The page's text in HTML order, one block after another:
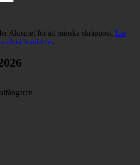
Akismet för att minska skräppost. Lär
bearbetas.